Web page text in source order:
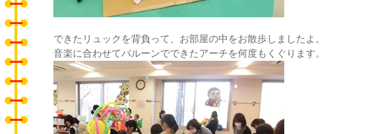
できたリュックを背負って、お部屋の中をお散歩しましたよ。
音楽に合わせてバルーンでできたアーチを何度もくぐります。